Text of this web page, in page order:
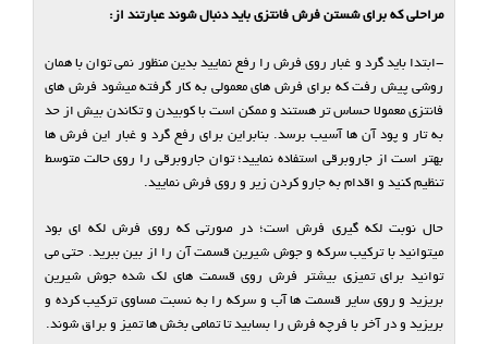
مراحلی که برای شستن فرش فانتزی باید دنبال شوند عبارتند از:
-ابتدا باید گرد و غبار روی فرش را رفع نمایید بدین منظور نمی توان با همان
روشی پیش رفت که برای فرش های معمولی به کار گرفته میشود فرش های
فانتزی معمولا حساس تر هستند و ممکن است با کوبیدن و تکاندن بیش از حد
به تار و پود آن ها آسیب برسد. بنابراین برای رفع گرد و غبار این فرش ها
بهتر است از جاروبرقی استفاده نمایید؛ توان جاروبرقی را روی حالت متوسط
تنظیم کنید و اقدام به جارو کردن زیر و روی فرش نمایید.
حال نوبت لکه گیری فرش است؛ در صورتی که روی فرش لکه ای بود
میتوانید با ترکیب سرکه و جوش شیرین قسمت آن را از بین ببرید. حتی می
توانید برای تمیزی بیشتر فرش روی قسمت های لک شده جوش شیرین
بریزید و روی سایر قسمت ها آب و سرکه را به نسبت مساوی ترکیب کرده و
بریزید و در آخر با فرچه فرش را بسابید تا تمامی بخش ها تمیز و براق شوند.